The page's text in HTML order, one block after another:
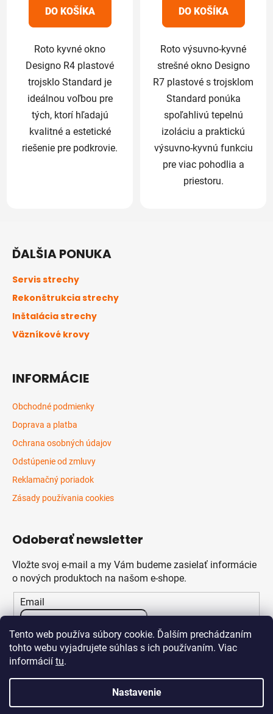
Tento web používa súbory cookie. Ďalším prechádzaním
tohto webu vyjadrujete súhlas s ich používaním. Viac
informácií tu.
Nastavenie
5
hviezdičiek.
DO KOŠÍKA
Roto kyvné okno
Designo R4 plastové
trojsklo Standard je
ideálnou voľbou pre
tých, ktorí hľadajú
kvalitné a estetické
riešenie pre podkrovie.
5
hviezdičiek.
DO KOŠÍKA
Roto výsuvno-kyvné
strešné okno Designo
R7 plastové s trojsklom
Standard ponúka
spoľahlivú tepelnú
izoláciu a praktickú
výsuvno-kyvnú funkciu
pre viac pohodlia a
priestoru.
ĎALŠIA PONUKA
Servis strechy
Rekonštrukcia strechy
Inštalácia strechy
Väzníkové krovy
INFORMÁCIE
Obchodné podmienky
Doprava a platba
Ochrana osobných údajov
Odstúpenie od zmluvy
Reklamačný poriadok
Zásady používania cookies
Odoberať newsletter
Vložte svoj e-mail a my Vám budeme zasielať informácie
o nových produktoch na našom e-shope.
Email
Vložením e-mailu súhlasíte spodmienkami ochrany
osobných údajov
PRIHLÁSIŤ SA